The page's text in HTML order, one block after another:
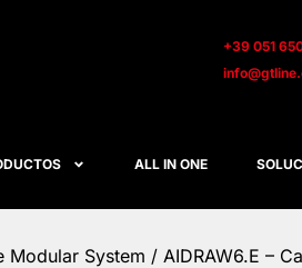
+39 051
ALL IN ONE
Modular System / AIDRAW6.E –